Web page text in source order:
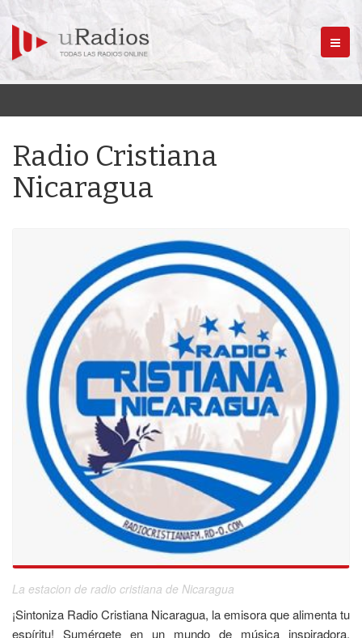
Menú
Radio Cristiana
Nicaragua
La estacion de radio cristiana de Nicaragua
¡Sintoniza Radio Cristiana Nicaragua, la emisora que alimenta tu
espíritu! Sumérgete en un mundo de música inspiradora,